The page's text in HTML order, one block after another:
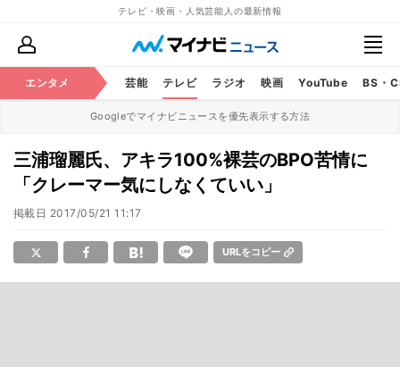
テレビ・映画・人気芸能人の最新情報
エンタメ 芸能 テレビ ラジオ 映画 YouTube BS・
Googleでマイナビニュースを優先表示する方法
三浦瑠麗氏、アキラ100%裸芸のBPO苦情に
「クレーマー気にしなくていい」
掲載日 2017/05/21 11:17
URLをコピー